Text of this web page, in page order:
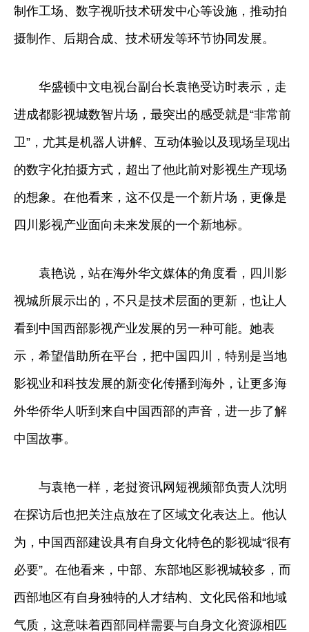
制作工场、数字视听技术研发中心等设施，推动拍
摄制作、后期合成、技术研发等环节协同发展。
华盛顿中文电视台副台长袁艳受访时表示，走
进成都影视城数智片场，最突出的感受就是“非常前
卫”，尤其是机器人讲解、互动体验以及现场呈现出
的数字化拍摄方式，超出了他此前对影视生产现场
的想象。在他看来，这不仅是一个新片场，更像是
四川影视产业面向未来发展的一个新地标。
袁艳说，站在海外华文媒体的角度看，四川影
视城所展示出的，不只是技术层面的更新，也让人
看到中国西部影视产业发展的另一种可能。她表
示，希望借助所在平台，把中国四川，特别是当地
影视业和科技发展的新变化传播到海外，让更多海
外华侨华人听到来自中国西部的声音，进一步了解
中国故事。
与袁艳一样，老挝资讯网短视频部负责人沈明
在探访后也把关注点放在了区域文化表达上。他认
为，中国西部建设具有自身文化特色的影视城“很有
必要”。在他看来，中部、东部地区影视城较多，而
西部地区有自身独特的人才结构、文化民俗和地域
气质，这意味着西部同样需要与自身文化资源相匹